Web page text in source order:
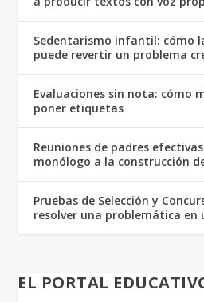
Sedentarismo infantil: cómo
puede revertir un problema
Evaluaciones sin nota: cómo
poner etiquetas
Reuniones de padres
monólogo a la construcción
Pruebas de Selección y
resolver una problemática en
EL PORTAL